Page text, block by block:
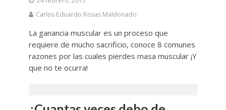
Carlos Eduardo Rosas Maldonado
La ganancia muscular es un proceso que
requiere de mucho sacrificio, conoce 8 comunes
razones por las cuales pierdes masa muscular ¡Y
que no te ocurra!